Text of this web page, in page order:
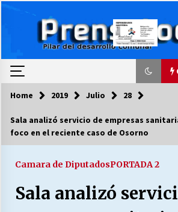
COLUMNISTA
03/08/2026
LA DC POR
Home 2019 Julio 28
Sala analizó servicio de empresas
foco en el reciente caso de Osorno
Camara de DiputadosPORTADA 2
Sala analizó